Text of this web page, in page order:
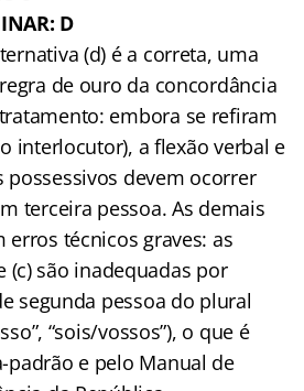
D
(d) é a correta, uma
de ouro da concordância
embora se refiram
interlocutor), a flexão verbal e
devem ocorrer
terceira pessoa. As demais
erros técnicos graves: as
(c) são inadequadas por
segunda pessoa do plural
“sois/vossos”), o que é
e pelo Manual de